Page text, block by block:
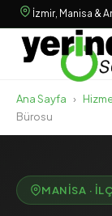
İzmir, Manisa &
Ana Sayfa ›
Bürosu
MANISA ·